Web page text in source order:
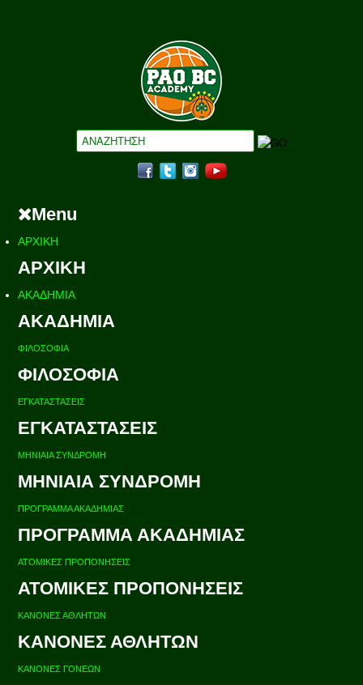
Menu
ΑΡΧΙΚΗ
ΑΡΧΙΚΗ
ΑΚΑΔΗΜΙΑ
ΑΚΑΔΗΜΙΑ
ΦΙΛΟΣΟΦΙΑ
ΦΙΛΟΣΟΦΙΑ
ΕΓΚΑΤΑΣΤΑΣΕΙΣ
ΕΓΚΑΤΑΣΤΑΣΕΙΣ
ΜΗΝΙΑΙΑ ΣΥΝΔΡΟΜΗ
ΜΗΝΙΑΙΑ ΣΥΝΔΡΟΜΗ
ΠΡΟΓΡΑΜΜΑ ΑΚΑΔΗΜΙΑΣ
ΠΡΟΓΡΑΜΜΑ ΑΚΑΔΗΜΙΑΣ
ΑΤΟΜΙΚΕΣ ΠΡΟΠΟΝΗΣΕΙΣ
ΑΤΟΜΙΚΕΣ ΠΡΟΠΟΝΗΣΕΙΣ
ΚΑΝΟΝΕΣ ΑΘΛΗΤΩΝ
ΚΑΝΟΝΕΣ ΑΘΛΗΤΩΝ
ΚΑΝΟΝΕΣ ΓΟΝΕΩΝ